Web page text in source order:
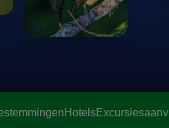
HotelsExcursies